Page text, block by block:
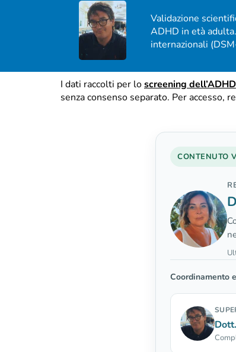
Validazione
ADHD in età
internazionali
I dati raccolti per loscreening dell’ADHD
senza consenso separato. Per accesso,
CONTENUTO
Coordinamento